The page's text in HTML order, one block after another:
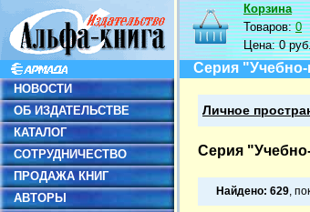
НОВОСТИ
ОБ ИЗДАТЕЛЬСТВЕ
КАТАЛОГ
СОТРУДНИЧЕСТВО
ПРОДАЖА КНИГ
АВТОРЫ
Корзина
Товаров:0
Цена:0
Серия "Учебно-
Личное
Серия
Найдено: 629,